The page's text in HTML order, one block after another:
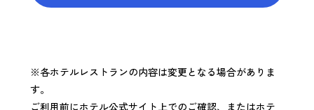
※各ホテルレストランの内容は変更となる場合がありま
す。
ご利用前にホテル公式サイト上でのご確認、またはホテ